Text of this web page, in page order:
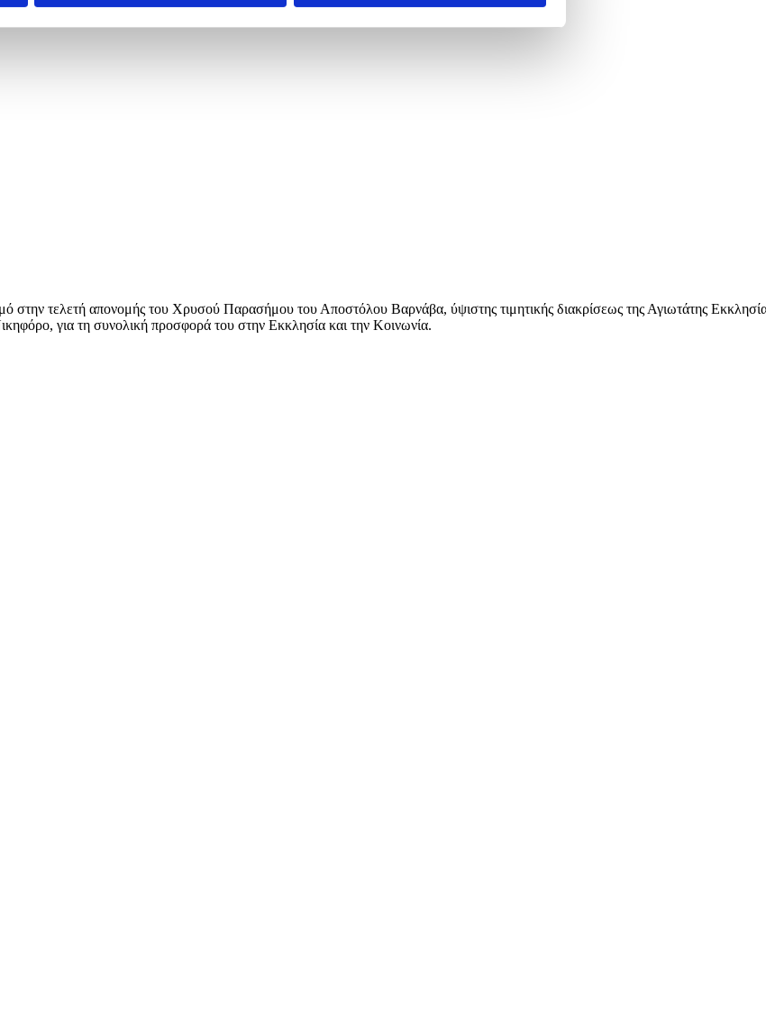
στην τελετή απονομής του Χρυσού Παρασήμου του Αποστόλου Βαρνάβα, ύψιστης τιμητικής διακρίσεως της Αγιωτάτης
για τη συνολική προσφορά του στην Εκκλησία και την Κοινωνία.